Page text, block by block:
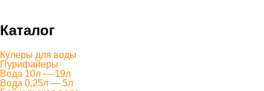
Каталог
Кулеры для воды
Пурифайеры
Вода 10л — 19л
Вода 0,25л — 5л